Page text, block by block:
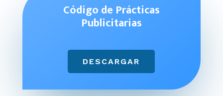
Código de Prácticas
Publicitarias
DESCARGAR